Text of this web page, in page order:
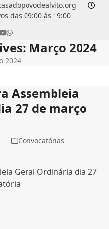
das 09:00 às 19:00
YouTube
Whatsapp
Março 2024
2024
Assembleia
27 de março
Convocatórias
Geral Ordinária dia 27